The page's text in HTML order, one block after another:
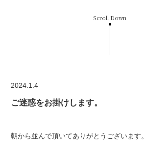
Scroll Down
2024.1.4
ご迷惑をお掛けします。
朝から並んで頂いてありがとうございます。